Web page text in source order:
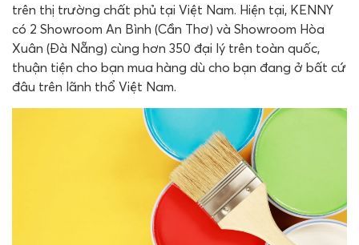
trên thị trường chất phủ tại Việt Nam. Hiện tại, KENNY
có 2 Showroom An Bình (Cần Thơ) và Showroom Hòa
Xuân (Đà Nẵng) cùng hơn 350 đại lý trên toàn quốc,
thuận tiện cho bạn mua hàng dù cho bạn đang ở bất cứ
đâu trên lãnh thổ Việt Nam.